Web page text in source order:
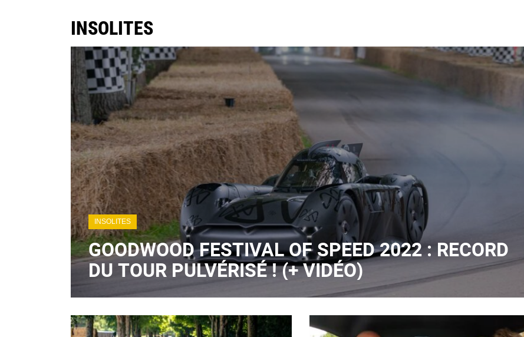
INSOLITES
INSOLITES
GOODWOOD FESTIVAL OF SPEED 2022 : RECORD
DU TOUR PULVÉRISÉ ! (+ VIDÉO)